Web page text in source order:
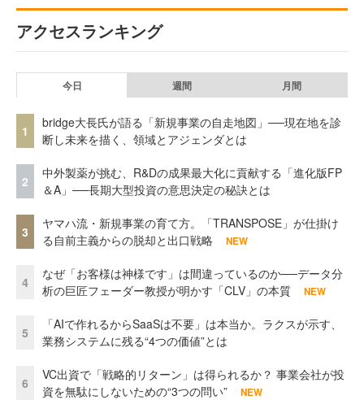
アクセスランキング
今日 週間 月間
1
bridge大長氏が語る「新規事業の自走地図」──現在地を診
断し未来を描く、領域とアジェンダとは
2
中外製薬が挑む、R&Dの成果最大化に貢献する「進化版FP
＆A」──長期大型投資の意思決定の秘訣とは
3
ヤマハ流・新規事業の育て方。「TRANSPOSE」が仕掛け
る自前主義からの脱却と出口戦略
NEW
4
なぜ「お客様は神様です」は間違っているのか──データ分
析の巨匠フェーダー教授が明かす「CLV」の本質
NEW
5
「AIで作れるからSaaSは不要」は本当か。ラクスが示す、
業務システムに残る“4つの価値”とは
6
VC出資で「戦略的リターン」は得られるか？ 事業会社が投
資を無駄にしないための“3つの問い”
NEW